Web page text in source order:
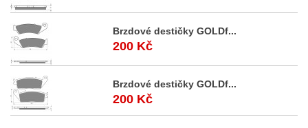
Brzdové destičky GOLDf...
200 Kč
Brzdové destičky GOLDf...
200 Kč